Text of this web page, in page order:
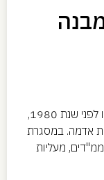
מבנה
תוכנית המתמקדת בחיזוק מבנים קיימים שנבנו לפני שנת 1980,
בפני רעידות אדמה. במסגרת
מעליות